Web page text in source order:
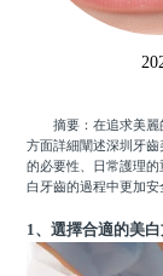
摘要：在追求美麗的
方面詳細闡述深圳牙
的必要性、日常護理
白牙齒的過程中更加安
1、選擇合適的美